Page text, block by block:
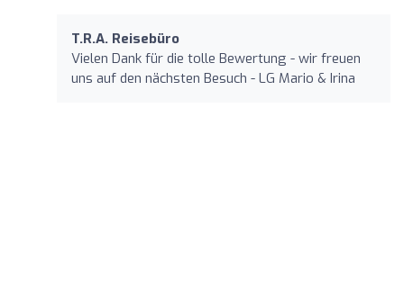
T.R.A. Reisebüro
Vielen Dank für die tolle Bewertung - wir freuen
uns auf den nächsten Besuch - LG Mario & Irina